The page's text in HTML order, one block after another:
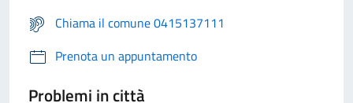
Chiama il comune 0415137111
Prenota un appuntamento
Problemi in città